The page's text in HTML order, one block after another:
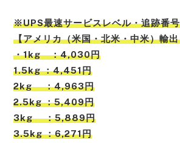
※UPS最速サービスレベル・追跡番
【アメリカ（米国・北米・中米）輸
・1kg ：4,030円
1.5kg ：4,451円
2kg ：4,963円
2.5kg ：5,409円
3kg ：5,889円
3.5kg ：6,271円